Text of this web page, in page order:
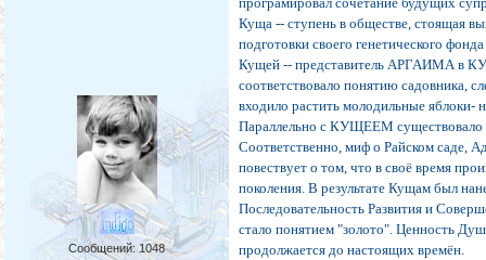
Сообщений:1048
Куща -- ступень в обществе, стоящая
подготовки своего генетического
Кущей -- представитель АРГАИМА в
соответствовало понятию садовника,
входило растить молодильные
Параллельно с КУЩЕЕМ
Соответственно, миф о Райском саде,
повествует о том, что в своё время
поколения. В результате Кущам был
Последовательность Развития и
стало понятием "золото". Ценность
продолжается до настоящих времён.